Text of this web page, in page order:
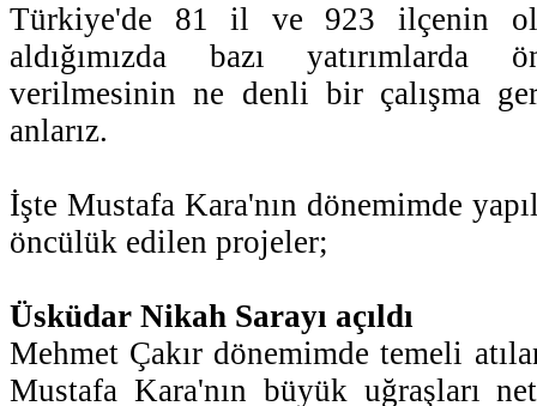
Türkiye'de 81 il ve 923 ilçenin
aldığımızda bazı yatırımlarda
verilmesinin ne denli bir çalışma
anlarız.
İşte Mustafa Kara'nın dönemimde
öncülük edilen projeler;
Üsküdar Nikah Sarayı açıldı
Mehmet Çakır dönemimde temeli
Mustafa Kara'nın büyük uğraşları